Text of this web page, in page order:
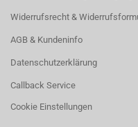
Widerrufsrecht &
AGB & Kundeninfo
Datenschutzerklärung
Callback Service
Cookie Einstellungen